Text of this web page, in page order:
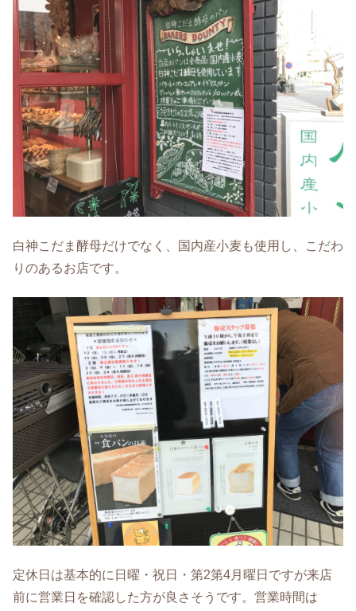
白神こだま酵母だけでなく、国内産小麦も使用し、こだわ
りのあるお店です。
定休日は基本的に日曜・祝日・第2第4月曜日ですが来店
前に営業日を確認した方が良さそうです。営業時間は